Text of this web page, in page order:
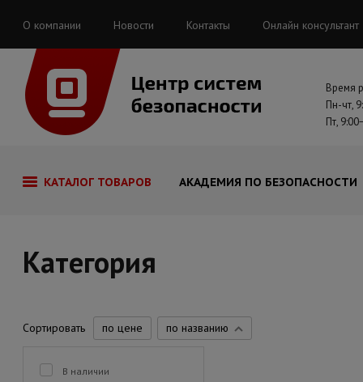
О компании Новости Контакты Онлайн консультант
Время
Пн-чт,
Пт,
КАТАЛОГ ТОВАРОВ АКАДЕМИЯ ПО БЕЗОПАСНОСТИ
Категория
Сортировать по цене по названию
В наличии